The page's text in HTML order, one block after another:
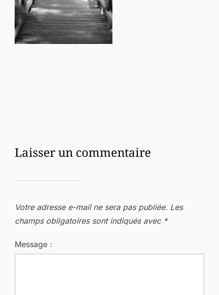
Laisser un commentaire
Votre adresse e-mail ne sera pas publiée. Les
champs obligatoires sont indiqués avec *
Message :